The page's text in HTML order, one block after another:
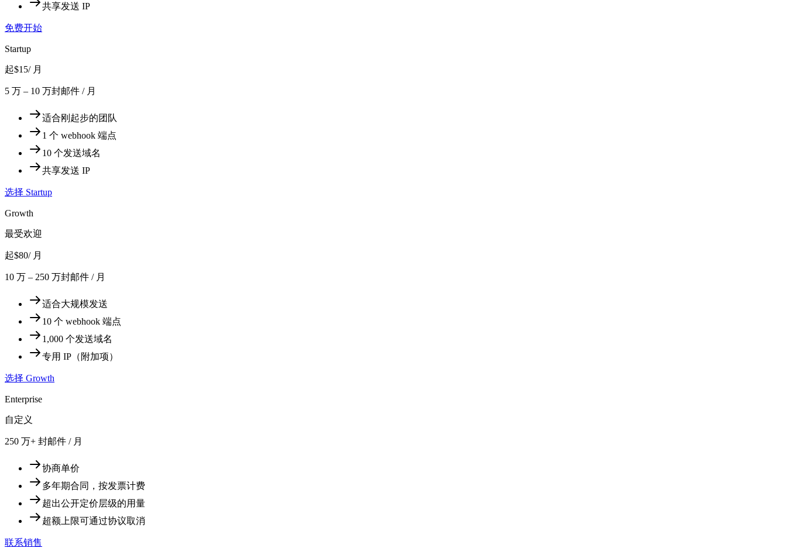
共享发送 IP
免费开始
Startup
起$15/ 月
5 万 – 10 万封邮件 / 月
适合刚起步的团队
1 个 webhook 端点
10 个发送域名
共享发送 IP
选择 Startup
Growth
最受欢迎
起$80/ 月
10 万 – 250 万封邮件 / 月
适合大规模发送
10 个 webhook 端点
1,000 个发送域名
专用 IP（附加项）
选择 Growth
Enterprise
自定义
250 万+ 封邮件 / 月
协商单价
多年期合同，按发票计费
超出公开定价层级的用量
超额上限可通过协议取消
联系销售